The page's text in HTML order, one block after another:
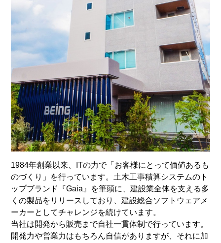
1984年創業以来、ITの力で「お客様にとって価値あるも
のづくり」を行っています。土木工事積算システムのト
ップブランド『Gaia』を筆頭に、建設業全体を支える多
くの製品をリリースしており、建設総合ソフトウェアメ
ーカーとしてチャレンジを続けています。
当社は開発から販売まで自社一貫体制で行っています。
開発力や営業力はもちろん自信がありますが、それに加